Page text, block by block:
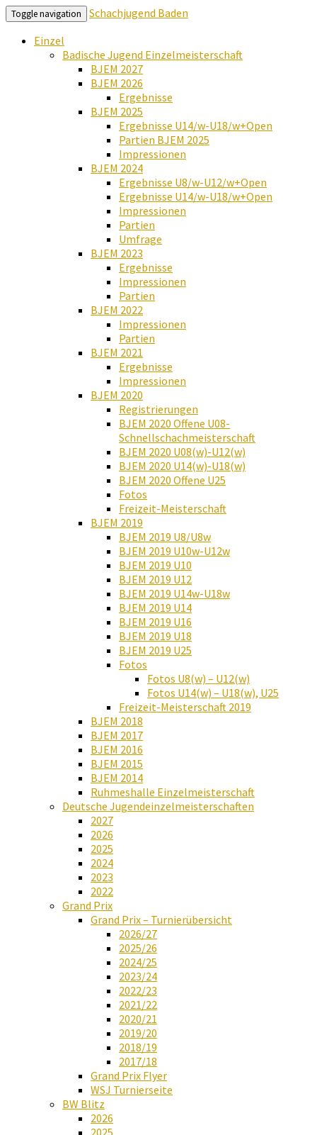
Toggle navigation
Schachjugend Baden
Einzel
Badische Jugend Einzelmeisterschaft
BJEM 2027
BJEM 2026
Ergebnisse
BJEM 2025
Ergebnisse U14/w-U18/w+Open
Partien BJEM 2025
Impressionen
BJEM 2024
Ergebnisse U8/w-U12/w+Open
Ergebnisse U14/w-U18/w+Open
Impressionen
Partien
Umfrage
BJEM 2023
Ergebnisse
Impressionen
Partien
BJEM 2022
Impressionen
Partien
BJEM 2021
Ergebnisse
Impressionen
BJEM 2020
Registrierungen
BJEM 2020 Offene U08-
Schnellschachmeisterschaft
BJEM 2020 U08(w)-U12(w)
BJEM 2020 U14(w)-U18(w)
BJEM 2020 Offene U25
Fotos
Freizeit-Meisterschaft
BJEM 2019
BJEM 2019 U8/U8w
BJEM 2019 U10w-U12w
BJEM 2019 U10
BJEM 2019 U12
BJEM 2019 U14w-U18w
BJEM 2019 U14
BJEM 2019 U16
BJEM 2019 U18
BJEM 2019 U25
Fotos
Fotos U8(w) – U12(w)
Fotos U14(w) – U18(w), U25
Freizeit-Meisterschaft 2019
BJEM 2018
BJEM 2017
BJEM 2016
BJEM 2015
BJEM 2014
Ruhmeshalle Einzelmeisterschaft
Deutsche Jugendeinzelmeisterschaften
2027
2026
2025
2024
2023
2022
Grand Prix
Grand Prix – Turnierübersicht
2026/27
2025/26
2024/25
2023/24
2022/23
2021/22
2020/21
2019/20
2018/19
2017/18
Grand Prix Flyer
WSJ Turnierseite
BW Blitz
2026
2025